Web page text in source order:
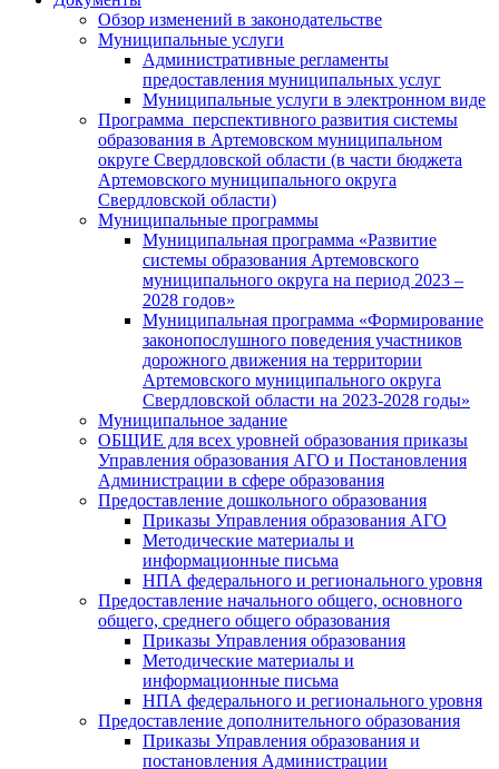
Обзор изменений в законодательстве
Муниципальные услуги
Административные регламенты
предоставления муниципальных услуг
Муниципальные услуги в электронном виде
Программа перспективного развития системы
образования в Артемовском муниципальном
округе Свердловской области (в части бюджета
Артемовского муниципального округа
Свердловской области)
Муниципальные программы
Муниципальная программа «Развитие
системы образования Артемовского
муниципального округа на период 2023 –
2028 годов»
Муниципальная программа «Формирование
законопослушного поведения участников
дорожного движения на территории
Артемовского муниципального округа
Свердловской области на 2023-2028 годы»
Муниципальное задание
ОБЩИЕ для всех уровней образования приказы
Управления образования АГО и Постановления
Администрации в сфере образования
Предоставление дошкольного образования
Приказы Управления образования АГО
Методические материалы и
информационные письма
НПА федерального и регионального уровня
Предоставление начального общего, основного
общего, среднего общего образования
Приказы Управления образования
Методические материалы и
информационные письма
НПА федерального и регионального уровня
Предоставление дополнительного образования
Приказы Управления образования и
постановления Администрации